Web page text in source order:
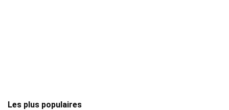
Les plus populaires